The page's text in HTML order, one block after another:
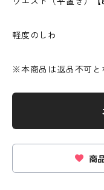
軽度のしわ
※本商品は返品不可と
商